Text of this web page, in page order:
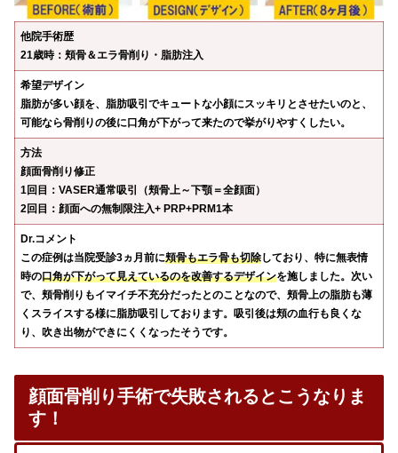
他院手術歴
21歳時：頬骨＆エラ骨削り・脂肪注入
希望デザイン
脂肪が多い顔を、脂肪吸引でキュートな小顔にスッキリとさせたいのと、
可能なら骨削りの後に口角が下がって来たので挙がりやすくしたい。
方法
顔面骨削り修正
1回目： VASER通常吸引（頬骨上～下顎＝全顔面）
2回目：顔面への無制限注入+ PRP+PRM1本
Dr.コメント
この症例は当院受診3ヵ月前に頬骨もエラ骨も切除しており、特に無表情
時の口角が下がって見えているのを改善するデザインを施しました。次い
で、頬骨削りもイマイチ不充分だったとのことなので、頬骨上の脂肪も薄
くスライスする様に脂肪吸引しております。吸引後は頬の血行も良くな
り、吹き出物ができにくくなったそうです。
顔面骨削り手術で失敗されるとこうなりま
す！